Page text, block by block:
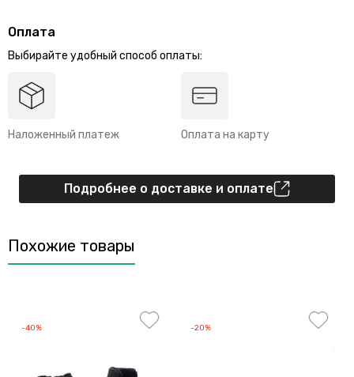
Оплата
Выбирайте удобный способ оплаты:
Наложенный платеж Оплата на карту
Подробнее о доставке и оплате
Похожие товары
-40% -20%